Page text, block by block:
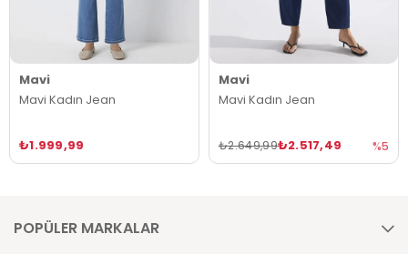
Mavi
Mavi Kadın Jean
₺1.999,99
Mavi
Mavi Kadın Jean
₺2.517,49
₺2.649,99 %5
POPÜLER MARKALAR